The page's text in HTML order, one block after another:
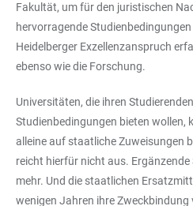
Fakultät, um für den juristischen
hervorragende
Heidelberger Exzellenzanspruch
ebenso wie die Forschung.
Universitäten, die ihren
Studienbedingungen bieten wollen,
alleine auf staatliche Zuweisungen
reicht hierfür nicht aus.
mehr. Und die staatlichen
wenigen Jahren ihre Zweckbindung